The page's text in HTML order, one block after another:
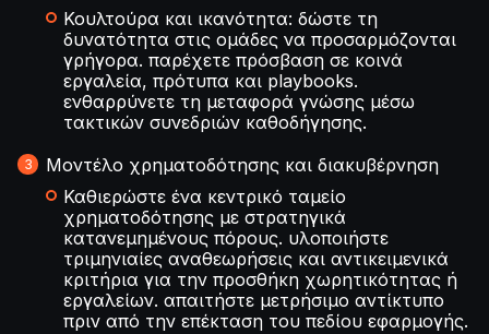
Κουλτούρα και ικανότητα: δώστε τη
δυνατότητα στις ομάδες να προσαρμόζονται
γρήγορα. παρέχετε πρόσβαση σε κοινά
εργαλεία, πρότυπα και playbooks.
ενθαρρύνετε τη μεταφορά γνώσης μέσω
τακτικών συνεδριών καθοδήγησης.
Μοντέλο χρηματοδότησης και διακυβέρνηση
Καθιερώστε ένα κεντρικό ταμείο
χρηματοδότησης με στρατηγικά
κατανεμημένους πόρους. υλοποιήστε
τριμηνιαίες αναθεωρήσεις και αντικειμενικά
κριτήρια για την προσθήκη χωρητικότητας ή
εργαλείων. απαιτήστε μετρήσιμο αντίκτυπο
πριν από την επέκταση του πεδίου εφαρμογής.